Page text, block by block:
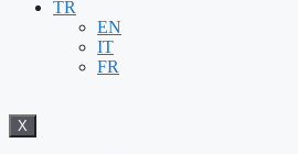
TR
EN
IT
FR
X